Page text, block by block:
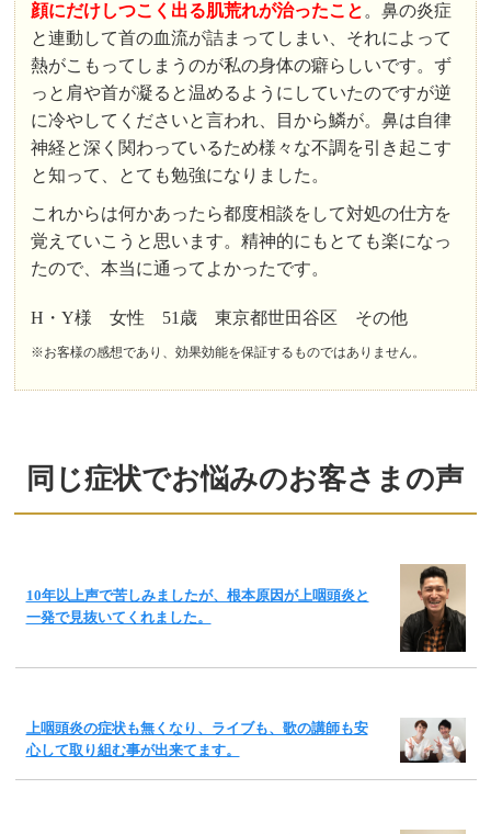
顔にだけしつこく出る肌荒れが治ったこと。鼻の炎症
と連動して首の血流が詰まってしまい、それによって
熱がこもってしまうのが私の身体の癖らしいです。ず
っと肩や首が凝ると温めるようにしていたのですが逆
に冷やしてくださいと言われ、目から鱗が。鼻は自律
神経と深く関わっているため様々な不調を引き起こす
と知って、とても勉強になりました。
これからは何かあったら都度相談をして対処の仕方を
覚えていこうと思います。精神的にもとても楽になっ
たので、本当に通ってよかったです。
H・Y様 女性 51歳 東京都世田谷区 その他
※お客様の感想であり、効果効能を保証するものではありません。
同じ症状でお悩みのお客さまの声
10年以上声で苦しみましたが、根本原因が上咽頭炎と
一発で見抜いてくれました。
上咽頭炎の症状も無くなり、ライブも、歌の講師も安
心して取り組む事が出来てます。